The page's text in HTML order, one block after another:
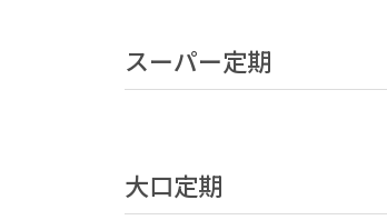
スーパー定期
大口定期